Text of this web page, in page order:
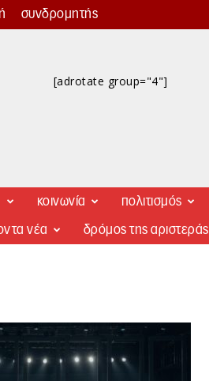
συνδρομητής
[adrotate group="4"]
κοινωνία πολιτισμός
νέα δρόμος της αριστεράς